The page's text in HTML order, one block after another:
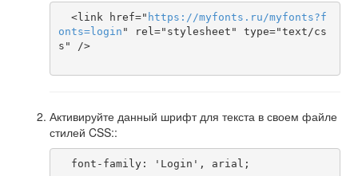
  <link href="
https ://myfonts . ru /myfonts?f
onts=login " rel="stylesheet" type="text/cs
s" />
Активируйте данный шрифт для текста в своем файле
стилей CSS::